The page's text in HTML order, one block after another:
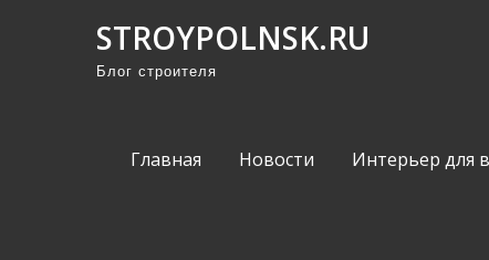
STROYPOLNSK.RU
Блог строителя
Главная Новости Интерьер для